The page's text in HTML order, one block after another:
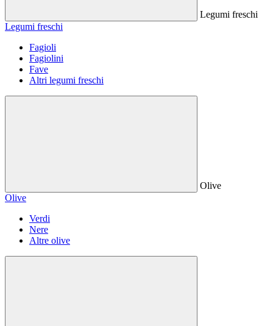
Legumi freschi
Legumi freschi
Fagioli
Fagiolini
Fave
Altri legumi freschi
Olive
Olive
Verdi
Nere
Altre olive